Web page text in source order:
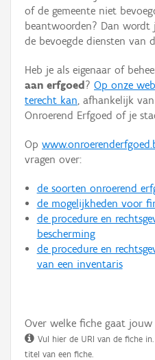
Persoon of collectief
Hergebruik
Aanmelden
of de gemeente niet
beantwoorden? Dan wordt
de bevoegde diensten van
Heb je als eigenaar of
aan erfgoed ? Op onze
terecht kan, afhankelijk
Onroerend Erfgoed of je
Op
vragen over:
de soorten onroerend
de mogelijkheden voor
de procedure en
bescherming
de procedure en
van een inventaris
Over welke fiche gaat jouw
Vul hier de URI van de fiche
titel van een fiche.